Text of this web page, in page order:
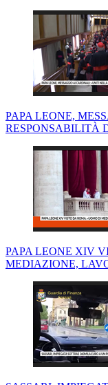
PAPA LEONE,
RESPONSABILITÀ
PAPA LEONE XIV
MEDIAZIONE,